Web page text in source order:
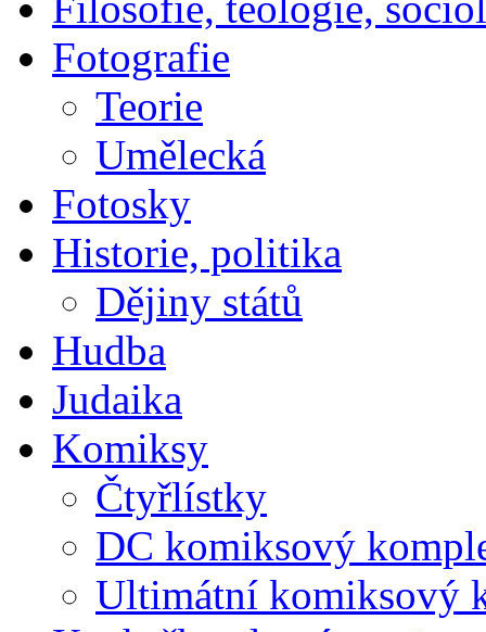
Fotografie
Teorie
Umělecká
Fotosky
Historie, politika
Dějiny států
Hudba
Judaika
Komiksy
Čtyřlístky
DC komiksový
Ultimátní komiksový